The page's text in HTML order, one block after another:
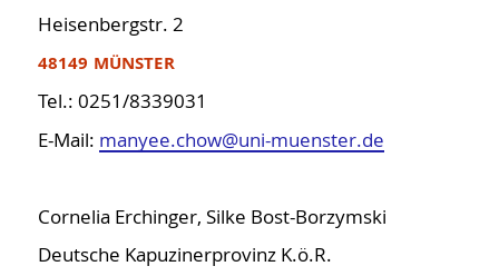
Heisenbergstr. 2
48149 MÜNSTER
Tel.: 0251/8339031
E-Mail: manyee.chow@uni-muenster.de
Cornelia Erchinger, Silke Bost-Borzymski
Deutsche Kapuzinerprovinz K.ö.R.